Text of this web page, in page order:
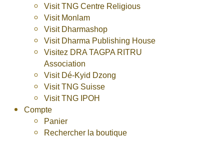
Visit TNG Centre Religious
Visit Monlam
Visit Dharmashop
Visit Dharma Publishing House
Visitez DRA TAGPA RITRU
Association
Visit Dé-Kyid Dzong
Visit TNG Suisse
Visit TNG IPOH
Compte
Panier
Rechercher la boutique